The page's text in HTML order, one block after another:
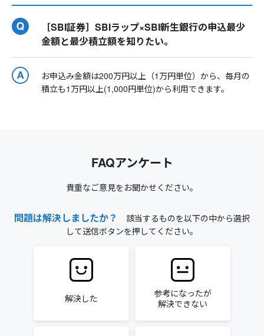
［SBI証券］SBIラップ×SBI新生銀行の申込最少
金額と最少積立額を知りたい。
お申込み金額は200万円以上（1万円単位）から、毎月の
積立も1万円以上(1,000円単位)から利用できます。
FAQアンケート
貴重なご意見をお聞かせください。
問題は解決しましたか？
該当するものを以下の中から選択
して送信ボタンを押してください。
解決した
参考になったが
解決できない